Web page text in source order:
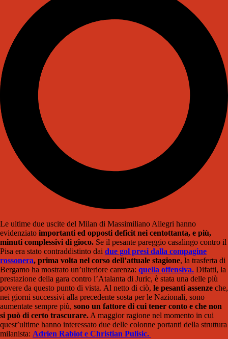
Le ultime due uscite del Milan di Massimiliano Allegri hanno
evidenziato importanti ed opposti deficit nei centottanta, e più,
minuti complessivi di gioco. Se il pesante pareggio casalingo contro il
Pisa era stato contraddistinto dai due gol presi dalla compagine
rossonera, prima volta nel corso dell’attuale stagione, la trasferta di
Bergamo ha mostrato un’ulteriore carenza: quella offensiva. Difatti, la
prestazione della gara contro l’Atalanta di Juric, è stata una delle più
povere da questo punto di vista. Al netto di ciò, le pesanti assenze che,
nei giorni successivi alla precedente sosta per le Nazionali, sono
aumentate sempre più, sono un fattore di cui tener conto e che non
si può di certo trascurare.A maggior ragione nel momento in cui
quest’ultime hanno interessato due delle colonne portanti della struttura
milanista: Adrien Rabiot e Christian Pulisic.